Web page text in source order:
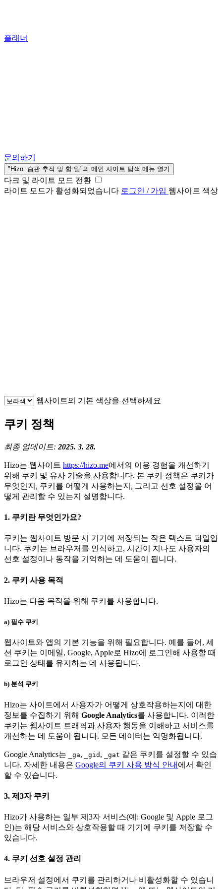
플래너
문의하기
"Hizo: 습관 추적 및 할 일"의 메인 사이트 탐색 메뉴 열기
다크 및 라이트 모드 전환
라이트 모드가 활성화되었습니다 로그인 / 가입 웹사이트 색상
웹사이트의 기본 색상을 선택하세요
쿠키 정책
최종 업데이트: 2025. 3. 28.
Hizo는 웹사이트 https://hizo.me에서의 이용 경험을 개선하기
위해 쿠키 및 유사 기술을 사용합니다. 본 쿠키 정책은 쿠키가
무엇인지, 쿠키를 어떻게 사용하는지, 그리고 선호 설정을 어
떻게 관리할 수 있는지 설명합니다.
1. 쿠키란 무엇인가요?
쿠키는 웹사이트 방문 시 기기에 저장되는 작은 텍스트 파일입
니다. 쿠키는 브라우저를 인식하고, 시간이 지나도 사용자의
선호 설정이나 동작을 기억하는 데 도움이 됩니다.
2. 쿠키 사용 목적
Hizo는 다음 목적을 위해 쿠키를 사용합니다.
a) 필수 쿠키
웹사이트와 앱의 기본 기능을 위해 필요합니다. 예를 들어, 세
션 쿠키는 이메일, Google, Apple로 Hizo에 로그인해 사용할 때
로그인 상태를 유지하는 데 사용됩니다.
b) 분석 쿠키
Hizo는 사이트에서 사용자가 어떻게 상호작용하는지에 대한
정보를 수집하기 위해 Google Analytics를 사용합니다. 이러한
쿠키는 웹사이트 트래픽과 사용자 행동을 이해하고 서비스를
개선하는 데 도움이 됩니다. 모든 데이터는 익명화됩니다.
Google Analytics는 _ga, _gid , _gat 같은 쿠키를 설정할 수 있습
니다. 자세한 내용은 Google의 쿠키 사용 방식 안내 에서 확인
할 수 있습니다.
3. 제3자 쿠키
Hizo가 사용하는 일부 제3자 서비스(예: Google 및 Apple 로그
인)는 해당 서비스와 상호작용할 때 기기에 쿠키를 저장할 수
있습니다.
4. 쿠키 선호 설정 관리
브라우저 설정에서 쿠키를 관리하거나 비활성화할 수 있습니